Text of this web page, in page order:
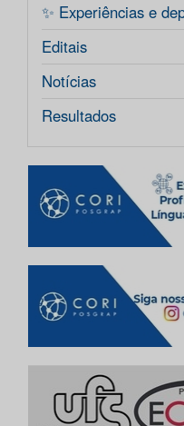
✨ Experiências e
Editais
Notícias
Resultados